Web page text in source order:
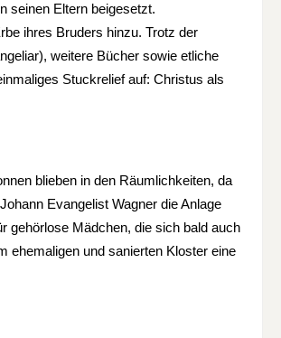
seinen Eltern beigesetzt.
ihres Bruders hinzu. Trotz der
weitere Bücher sowie etliche
Stuckrelief auf: Christus als
blieben in den Räumlichkeiten, da
Evangelist Wagner die Anlage
gehörlose Mädchen, die sich bald auch
ehemaligen und sanierten Kloster eine